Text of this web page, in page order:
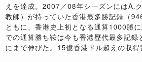
えを達成。2007／08年シーズンにはA.
教師）が持っていた香港最多勝記録（
ともに、香港史上初となる通算1000勝
での通算勝ち鞍は今も香港歴代最多記
にまで伸びた。15億香港ドル超えの収得